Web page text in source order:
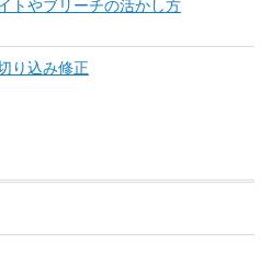
トやブリーチの活かし方
り込み修正